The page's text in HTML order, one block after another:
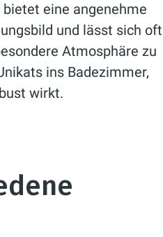
eine angenehme
und lässt sich oft
Atmosphäre zu
ins Badezimmer,
wirkt.